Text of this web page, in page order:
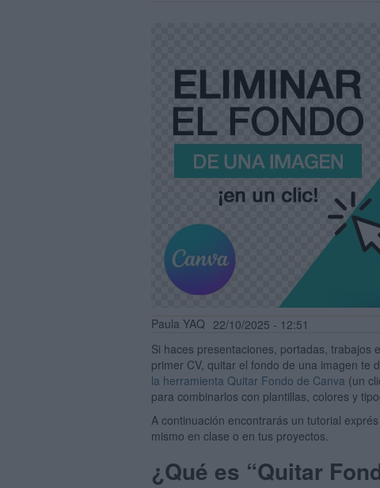
Paula YAQ 22/10/2025 - 12:51
Si haces presentaciones, portadas, trabajos
primer CV, quitar el fondo de una imagen te
la herramienta Quitar Fondo de Canva (un
para combinarlos con plantillas, colores y
A continuación encontrarás un tutorial
mismo en clase o en tus proyectos.
¿Qué es “Quitar